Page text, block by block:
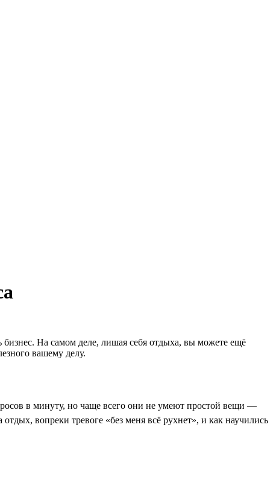
На самом деле, лишая себя отдыха, вы можете ещё
вашему делу.
в минуту, но чаще всего они не умеют простой вещи —
вопреки тревоге «без меня всё рухнет», и как научились